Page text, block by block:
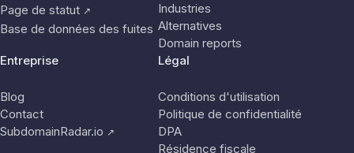
Page de statut ↗
Base de données des fuites
Industries
Alternatives
Domain reports
Entreprise
Blog
Contact
SubdomainRadar.io ↗
Légal
Conditions d'utilisation
Politique de confidentialité
DPA
Résidence fiscale